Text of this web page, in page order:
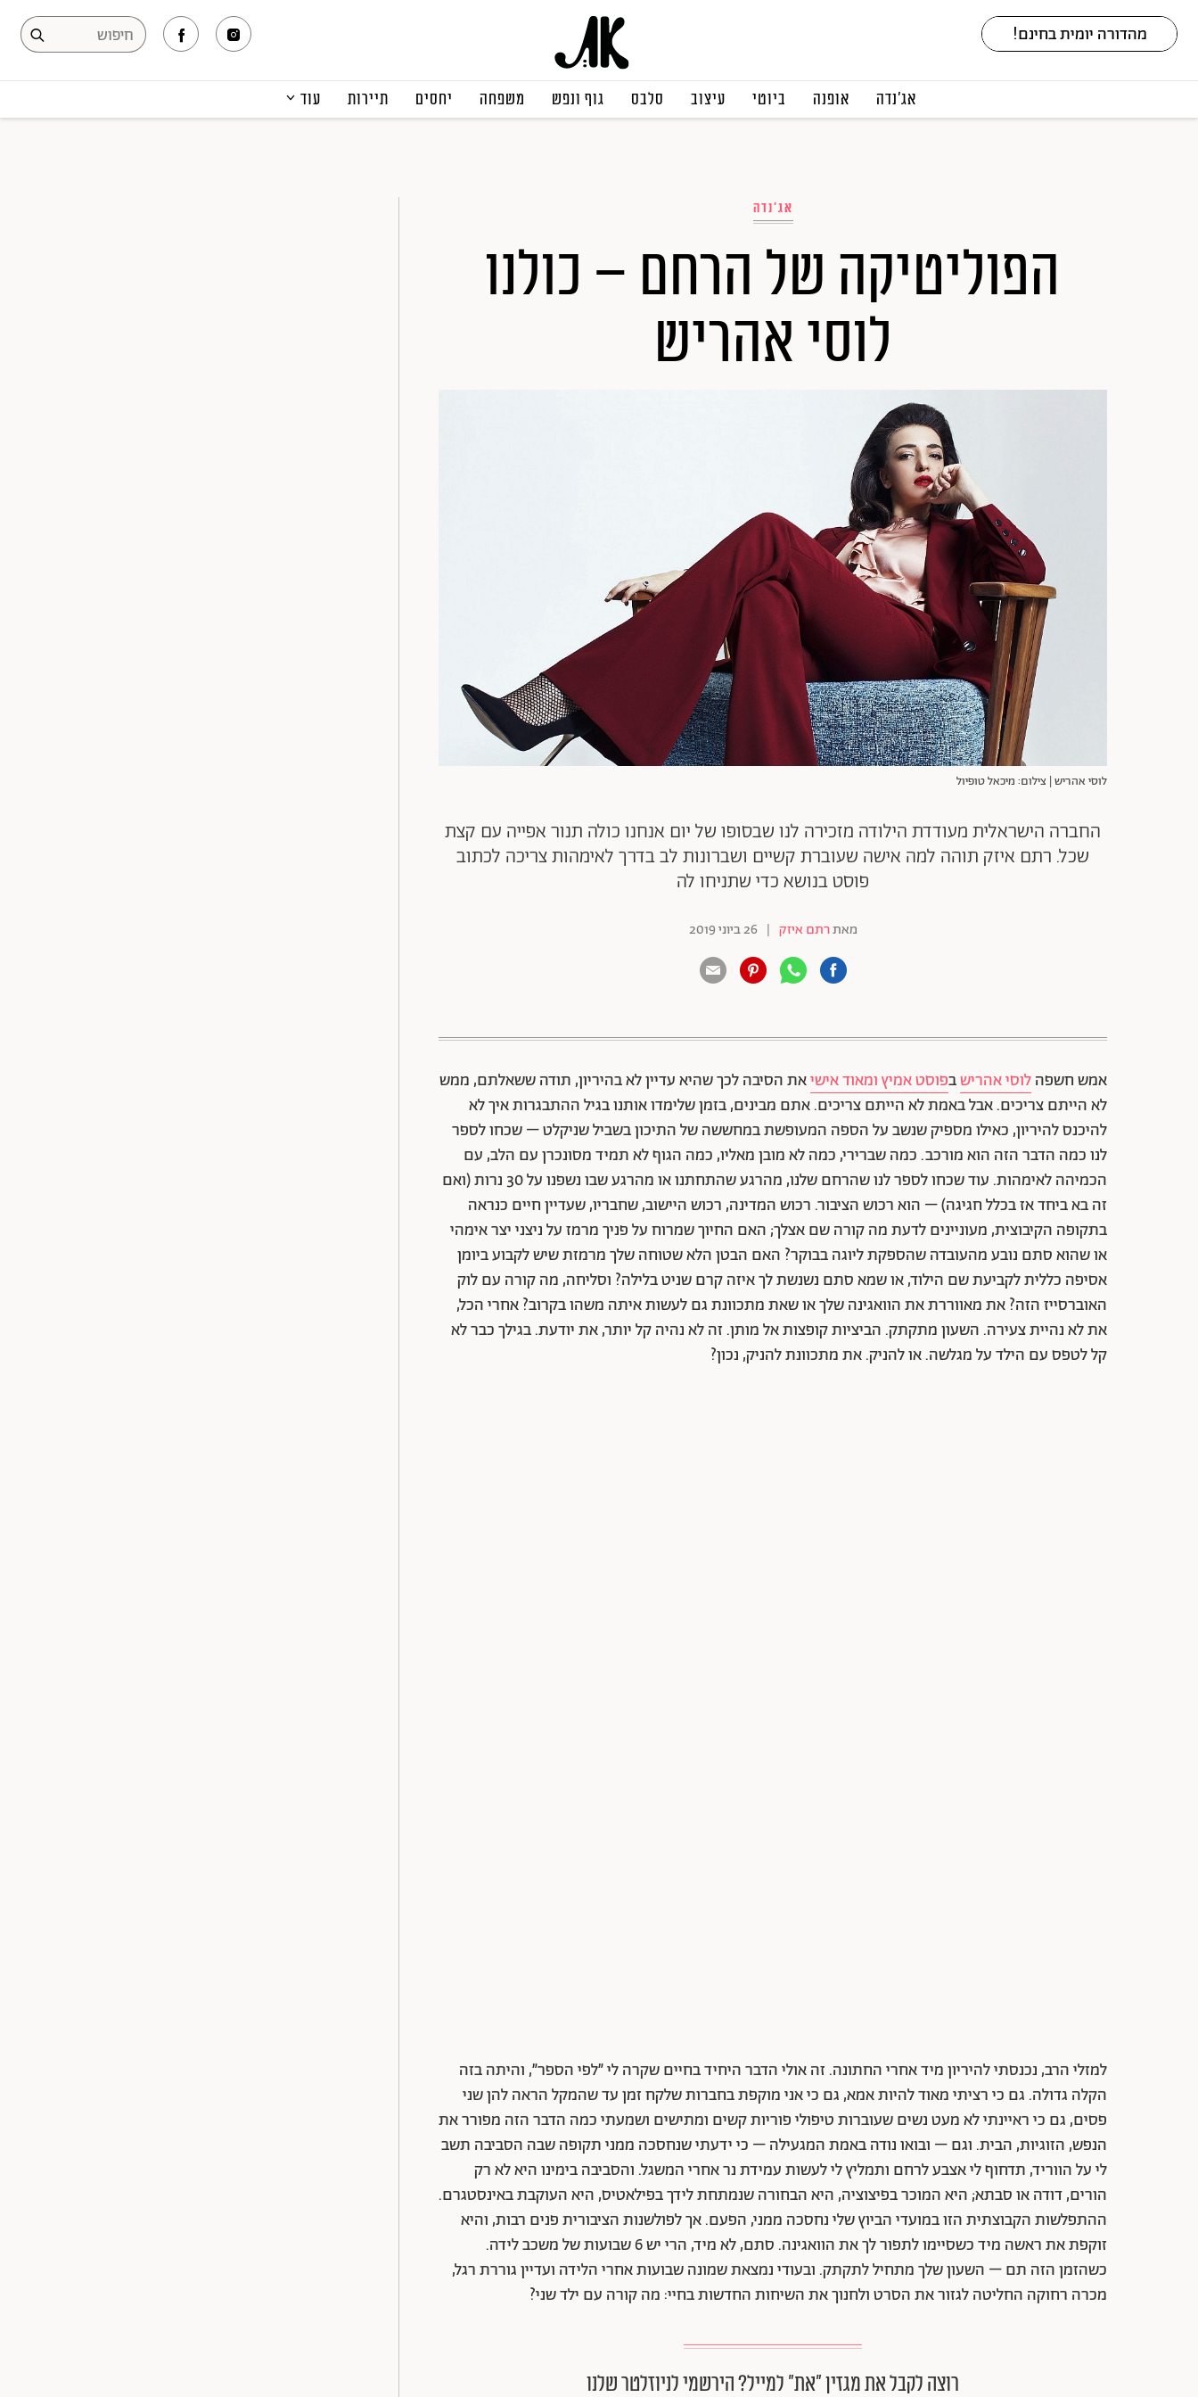
אג׳נדה אופנה ביוטי עיצוב סלבס גוף ונפש משפחה יחסים תיירות עוד
אג'נדה
הפוליטיקה של הרחם – כולנו
לוסי אהריש
לוסי אהריש | צילום: מיכאל טופיול
החברה הישראלית מעודדת הילודה מזכירה לנו שבסופו של יום אנחנו כולה תנור אפייה עם קצת
שכל. רתם איזק תוהה למה אישה שעוברת קשיים ושברונות לב בדרך לאימהות צריכה לכתוב
פוסט בנושא כדי שתניחו לה
מאתרתם איזק | 26 ביוני 2019
אמש חשפהלוסי אהרישבפוסט אמיץ ומאוד אישיאת הסיבה לכך שהיא עדיין לא בהיריון, תודה ששאלתם, ממש
לא הייתם צריכים. אבל באמת לא הייתם צריכים. אתם מבינים, בזמן שלימדו אותנו בגיל ההתבגרות איך לא
להיכנס להיריון, כאילו מספיק שנשב על הספה המעופשת במחששה של התיכון בשביל שניקלט – שכחו לספר
לנו כמה הדבר הזה הוא מורכב. כמה שברירי, כמה לא מובן מאליו, כמה הגוף לא תמיד מסונכרן עם הלב, עם
הכמיהה לאימהות. עוד שכחו לספר לנו שהרחם שלנו, מהרגע שהתחתנו או מהרגע שבו נשפנו על 30 נרות (ואם
זה בא ביחד אז בכלל חגיגה) – הוא רכוש הציבור. רכוש המדינה, רכוש היישוב, שחבריו, שעדיין חיים כנראה
בתקופה הקיבוצית, מעוניינים לדעת מה קורה שם אצלך; האם החיוך שמרוח על פניך מרמז על ניצני יצר אימהי
או שהוא סתם נובע מהעובדה שהספקת ליוגה בבוקר? האם הבטן הלא שטוחה שלך מרמזת שיש לקבוע ביומן
אסיפה כללית לקביעת שם הילוד, או שמא סתם נשנשת לך איזה קרם שניט בלילה? וסליחה, מה קורה עם לוק
האוברסייז הזה? את מאווררת את הוואגינה שלך או שאת מתכוונת גם לעשות איתה משהו בקרוב? אחרי הכל,
את לא נהיית צעירה. השעון מתקתק. הביציות קופצות אל מותן. זה לא נהיה קל יותר, את יודעת. בגילך כבר לא
קל לטפס עם הילד על מגלשה. או להניק. את מתכוונת להניק, נכון?
למזלי הרב, נכנסתי להיריון מיד אחרי החתונה. זה אולי הדבר היחיד בחיים שקרה לי ״לפי הספר״, והיתה בזה
הקלה גדולה. גם כי רציתי מאוד להיות אמא, גם כי אני מוקפת בחברות שלקח זמן עד שהמקל הראה להן שני
פסים, גם כי ראיינתי לא מעט נשים שעוברות טיפולי פוריות קשים ומתישים ושמעתי כמה הדבר הזה מפורר את
הנפש, הזוגיות, הבית. וגם – ובואו נודה באמת המגעילה – כי ידעתי שנחסכה ממני תקופה שבה הסביבה תשב
לי על הווריד, תדחוף לי אצבע לרחם ותמליץ לי לעשות עמידת נר אחרי המשגל. והסביבה בימינו היא לא רק
הורים, דודה או סבתא; היא המוכר בפיצוציה, היא הבחורה שנמתחת לידך בפילאטיס, היא העוקבת באינסטגרם.
ההתפלשות הקבוצתית הזו במועדי הביוץ שלי נחסכה ממני, הפעם. אך לפולשנות הציבורית פנים רבות, והיא
זוקפת את ראשה מיד כשסיימו לתפור לך את הוואגינה. סתם, לא מיד, הרי יש 6 שבועות של משכב לידה.
כשהזמן הזה תם – השעון שלך מתחיל לתקתק. ובעודי נמצאת שמונה שבועות אחרי הלידה ועדיין גוררת רגל,
מכרה רחוקה החליטה לגזור את הסרט ולחנוך את השיחות החדשות בחיי: מה קורה עם ילד שני?
רוצה לקבל את מגזין ״את״ למייל? הירשמי לניוזלטר שלנו